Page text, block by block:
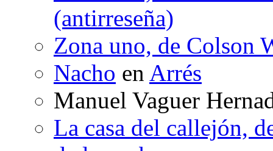
(antirreseña)
Zona uno, de Colson
Nacho en Arrés
Manuel Vaguer
La casa del callejón,